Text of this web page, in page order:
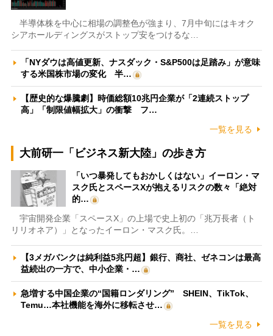
半導体株を中心に相場の調整色が強まり、7月中旬にはキオク
シアホールディングスがストップ安をつけるな…
「NYダウは高値更新、ナスダック・S&P500は足踏み」が意味
する米国株市場の変化 半…
【歴史的な爆騰劇】時価総額10兆円企業が「2連続ストップ
高」「制限値幅拡大」の衝撃 フ…
一覧を見る
大前研一「ビジネス新大陸」の歩き方
「いつ暴発してもおかしくはない」イーロン・マ
スク氏とスペースXが抱えるリスクの数々「絶対
的…
宇宙開発企業「スペースX」の上場で史上初の「兆万長者（ト
リリオネア）」となったイーロン・マスク氏。…
【3メガバンクは純利益5兆円超】銀行、商社、ゼネコンは最高
益続出の一方で、中小企業・…
急増する中国企業の“国籍ロンダリング” SHEIN、TikTok、
Temu…本社機能を海外に移転させ…
一覧を見る